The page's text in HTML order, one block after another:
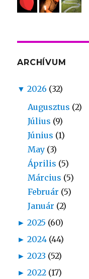
ARCHÍVUM
▼ 2026 (32)
Augusztus (2)
Július (9)
Június (1)
May (3)
Április (5)
Március (5)
Február (5)
Január (2)
► 2025 (60)
► 2024 (44)
► 2023 (52)
► 2022 (17)